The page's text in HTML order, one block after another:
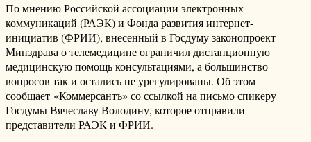
По мнению Российской ассоциации электронных
коммуникаций (РАЭК) и Фонда развития интернет-
инициатив (ФРИИ), внесенный в Госдуму законопроект
Минздрава о телемедицине ограничил дистанционную
медицинскую помощь консультациями, а большинство
вопросов так и остались не урегулированы. Об этом
сообщает «Коммерсантъ» со ссылкой на письмо спикеру
Госдумы Вячеславу Володину, которое отправили
представители РАЭК и ФРИИ.